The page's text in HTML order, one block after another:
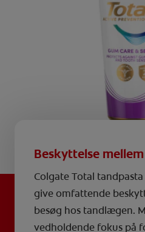
Beskyttelse
Colgate Total
give omfattende
besøg hos tandlægen.
vedholdende fokus på